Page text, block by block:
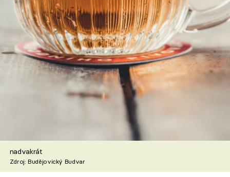
nadvakrát
Zdroj: Budějovický Budvar